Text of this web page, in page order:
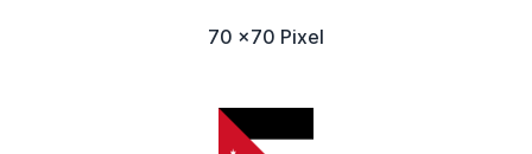
70 x70 Pixel